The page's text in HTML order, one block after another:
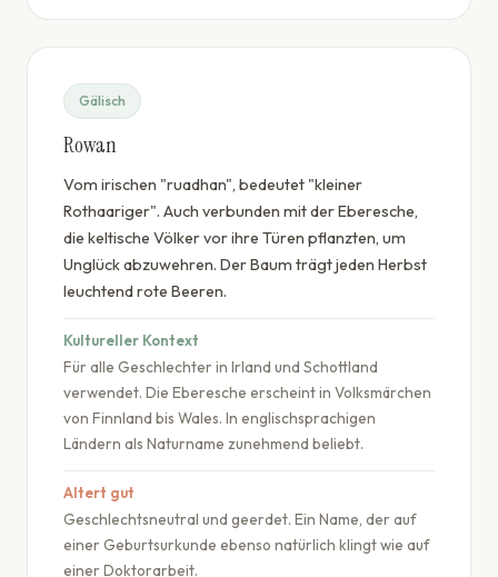
Gälisch
Rowan
Vom irischen "ruadhan", bedeutet "kleiner
Rothaariger". Auch verbunden mit der Eberesche,
die keltische Völker vor ihre Türen pflanzten, um
Unglück abzuwehren. Der Baum trägt jeden Herbst
leuchtend rote Beeren.
Kultureller Kontext
Für alle Geschlechter in Irland und Schottland
verwendet. Die Eberesche erscheint in Volksmärchen
von Finnland bis Wales. In englischsprachigen
Ländern als Naturname zunehmend beliebt.
Altert gut
Geschlechtsneutral und geerdet. Ein Name, der auf
einer Geburtsurkunde ebenso natürlich klingt wie auf
einer Doktorarbeit.